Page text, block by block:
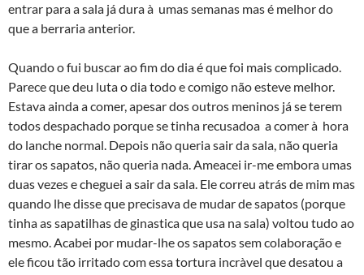
entrar para a sala já dura à umas semanas mas é melhor do
que a berraria anterior.
Quando o fui buscar ao fim do dia é que foi mais complicado.
Parece que deu luta o dia todo e comigo não esteve melhor.
Estava ainda a comer, apesar dos outros meninos já se terem
todos despachado porque se tinha recusadoa a comer à hora
do lanche normal. Depois não queria sair da sala, não queria
tirar os sapatos, não queria nada. Ameacei ir-me embora umas
duas vezes e cheguei a sair da sala. Ele correu atrás de mim mas
quando lhe disse que precisava de mudar de sapatos (porque
tinha as sapatilhas de ginastica que usa na sala) voltou tudo ao
mesmo. Acabei por mudar-lhe os sapatos sem colaboração e
ele ficou tão irritado com essa tortura incrà­vel que desatou a